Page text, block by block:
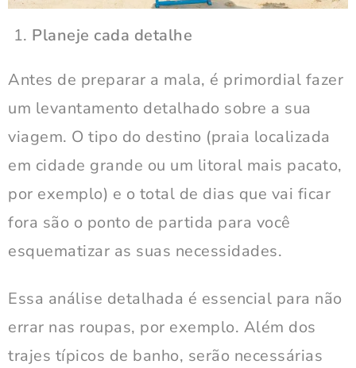
Planeje cada detalhe
Antes de preparar a mala, é primordial fazer
um levantamento detalhado sobre a sua
viagem. O tipo do destino (praia localizada
em cidade grande ou um litoral mais pacato,
por exemplo) e o total de dias que vai ficar
fora são o ponto de partida para você
esquematizar as suas necessidades.
Essa análise detalhada é essencial para não
errar nas roupas, por exemplo. Além dos
trajes típicos de banho, serão necessárias